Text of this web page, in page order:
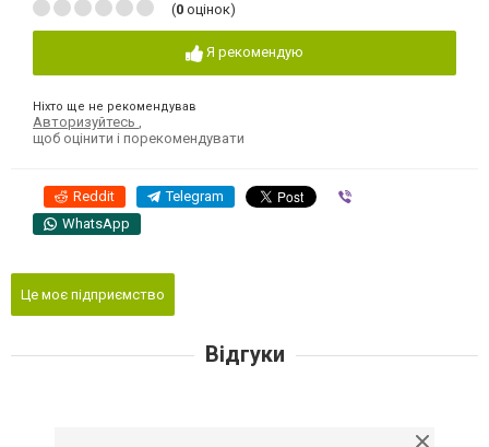
(0 оцінок)
Я рекомендую
Ніхто ще не рекомендував
Авторизуйтесь
щоб оцінити і порекомендувати
Reddit Telegram
WhatsApp
Це моє підприємство
Відгуки